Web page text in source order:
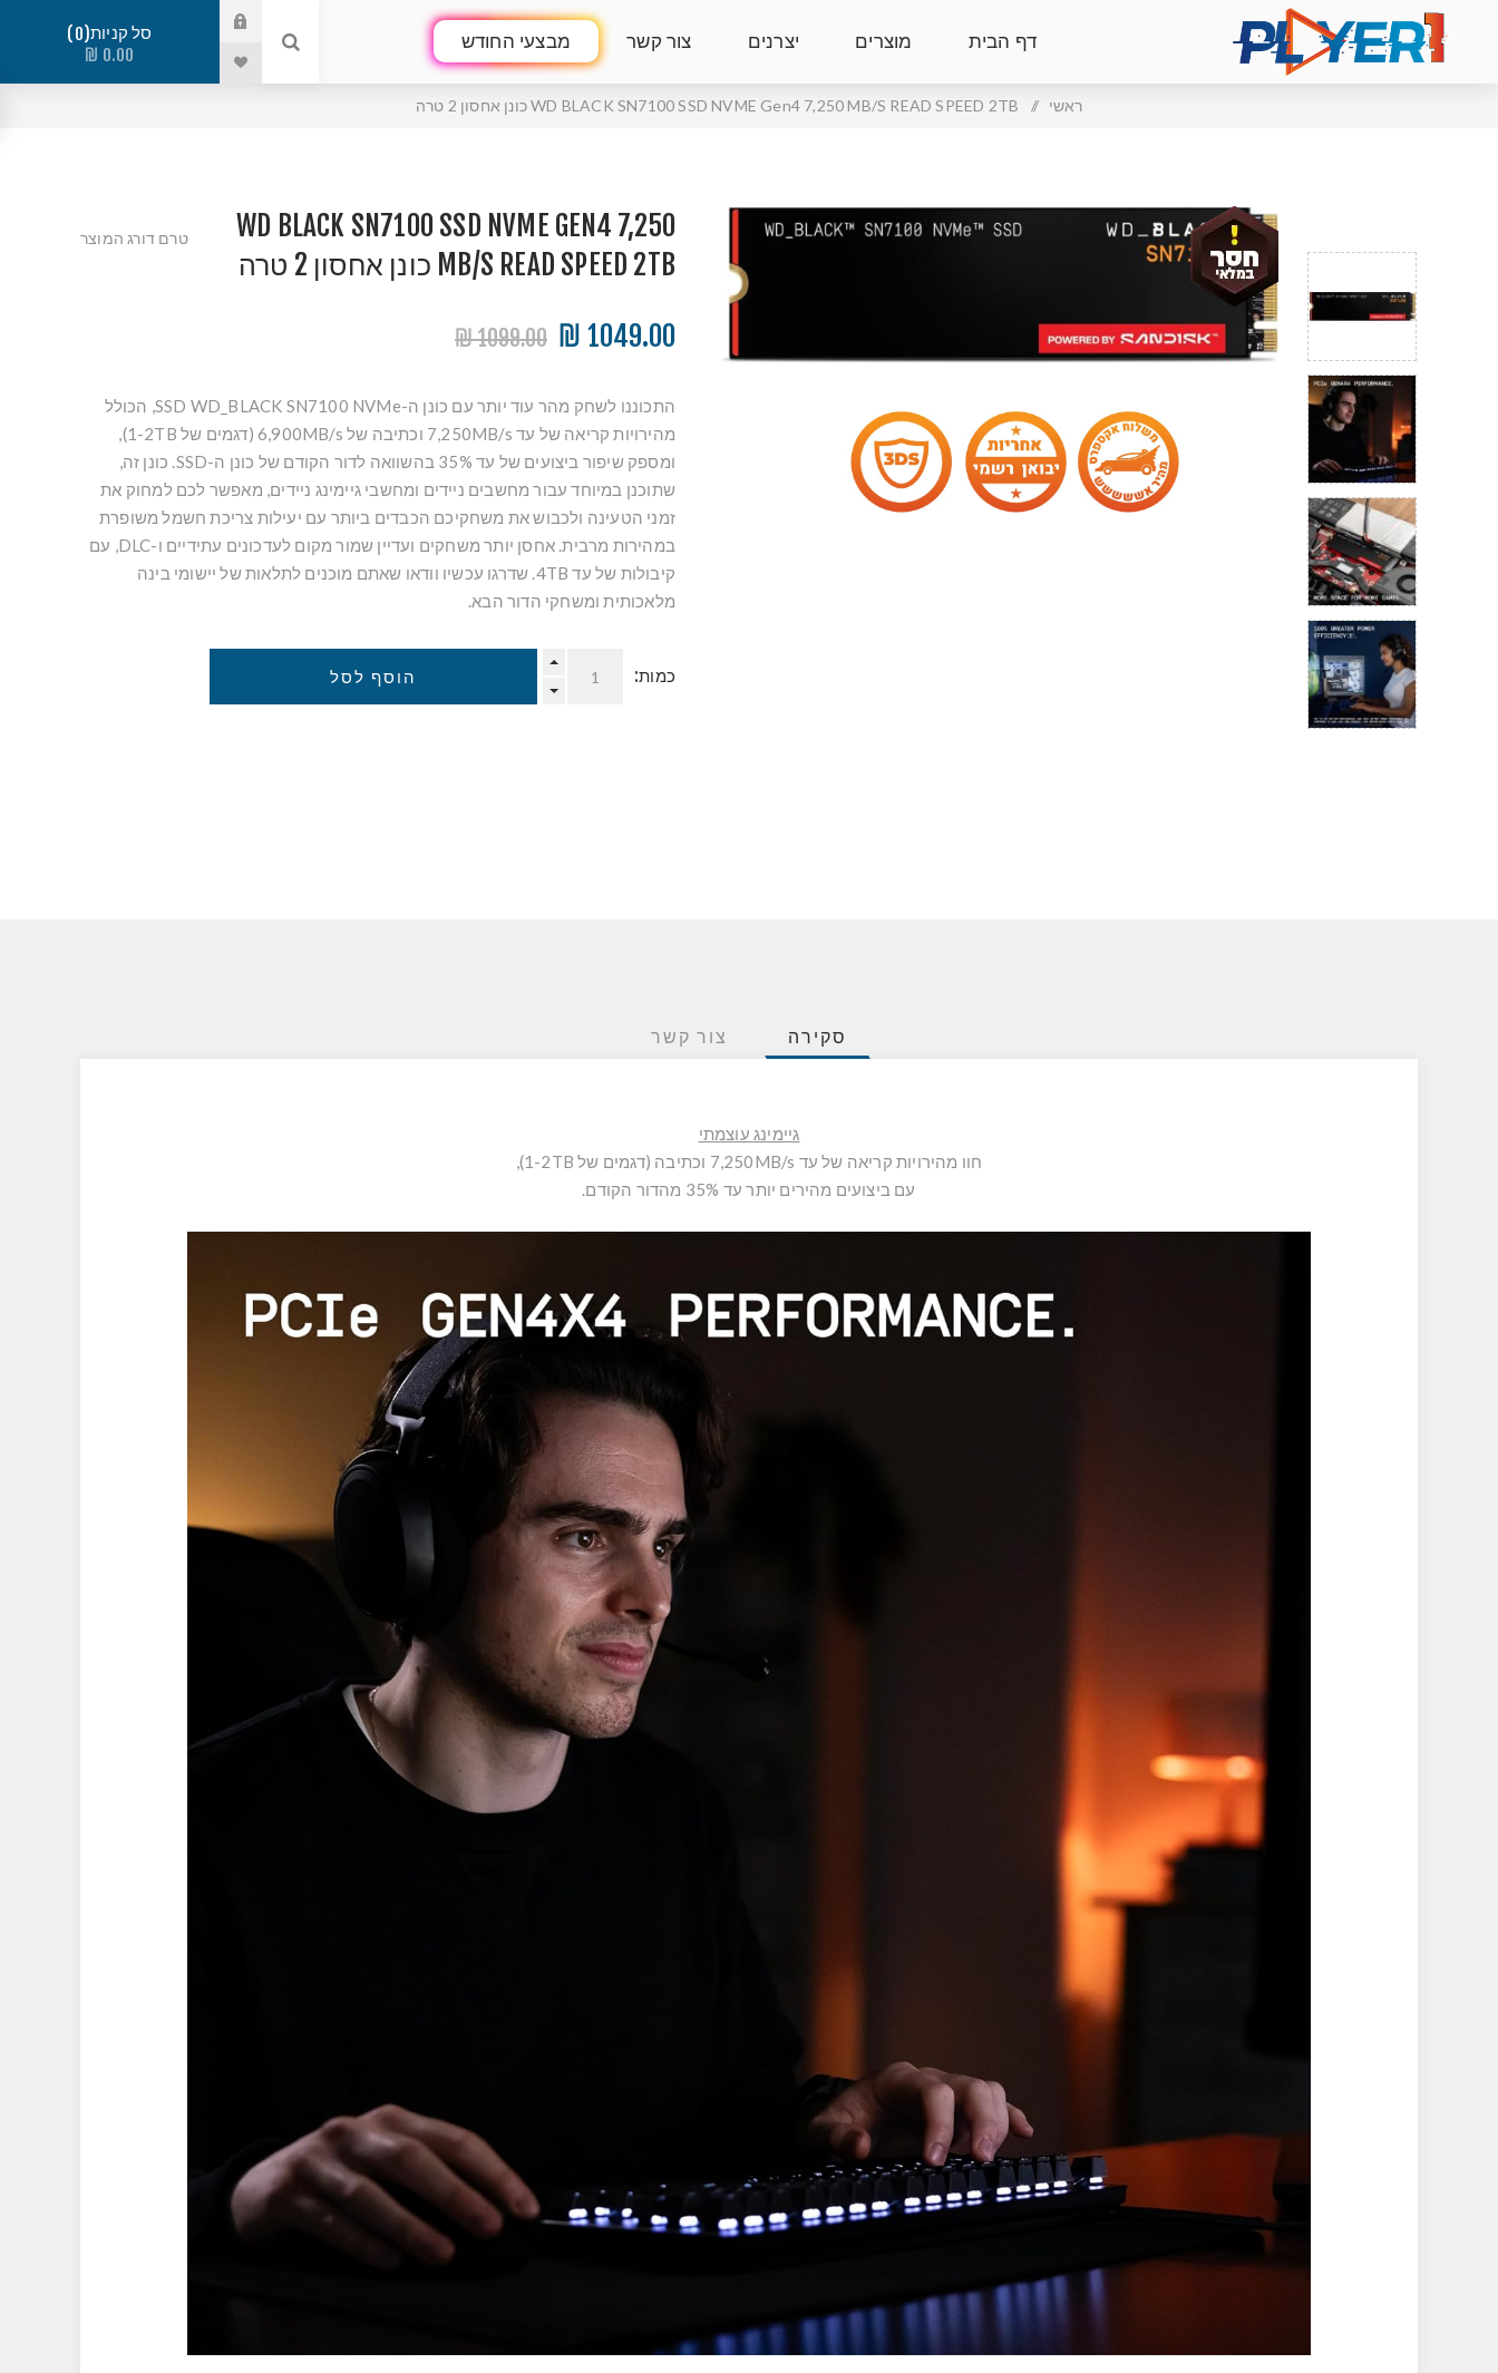
דף הבית מוצרים יצרנים צור קשר מבצעי החודש סל קניות 0
0.00 ₪
ראשי / WD BLACK SN7100 SSD NVME Gen4 7,250 MB/S READ SPEED 2TB כונן אחסון 2 טרה
WD BLACK SN7100 SSD NVME GEN4 7,250
MB/S READ SPEED 2TB כונן אחסון 2 טרה
טרם דורג המוצר
1049.00 ₪
1099.00 ₪
התכוננו לשחק מהר עוד יותר עם כונן ה-SSD WD_BLACK SN7100 NVMe, הכולל
מהירויות קריאה של עד 7,250MB/s וכתיבה של 6,900MB/s (דגמים של 1-2TB),
ומספק שיפור ביצועים של עד 35% בהשוואה לדור הקודם של כונן ה-SSD. כונן זה,
שתוכנן במיוחד עבור מחשבים ניידים ומחשבי גיימינג ניידים, מאפשר לכם למחוק את
זמני הטעינה ולכבוש את משחקיכם הכבדים ביותר עם יעילות צריכת חשמל משופרת
במהירות מרבית. אחסן יותר משחקים ועדיין שמור מקום לעדכונים עתידיים ו-DLC, עם
קיבולות של עד 4TB. שדרגו עכשיו וודאו שאתם מוכנים לתלאות של יישומי בינה
מלאכותית ומשחקי הדור הבא.
כמות: הוסף לסל
סקירה צור קשר
גיימינג עוצמתי
חוו מהירויות קריאה של עד 7,250MB/s וכתיבה (דגמים של 1-2TB),
עם ביצועים מהירים יותר עד 35% מהדור הקודם.